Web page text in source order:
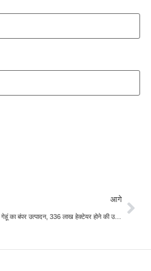
आगे
कृषि मंत्री अर्जुन मुंडा का दावा- इस साल होगा गेहूं का बंपर उत्पादन, 336 लाख हेक्टेयर होने की उम्मीद